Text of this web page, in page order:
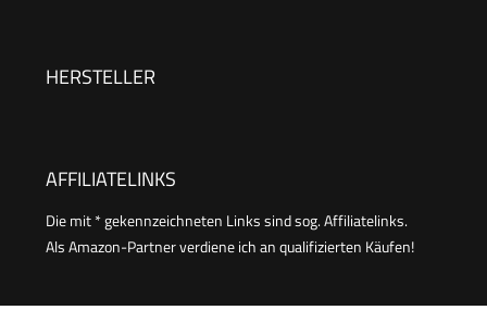
HERSTELLER
AFFILIATELINKS
Die mit * gekennzeichneten Links sind sog. Affiliatelinks.
Als Amazon-Partner verdiene ich an qualifizierten Käufen!